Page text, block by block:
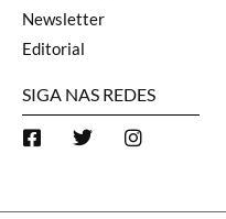
Newsletter
Editorial
SIGA NAS REDES